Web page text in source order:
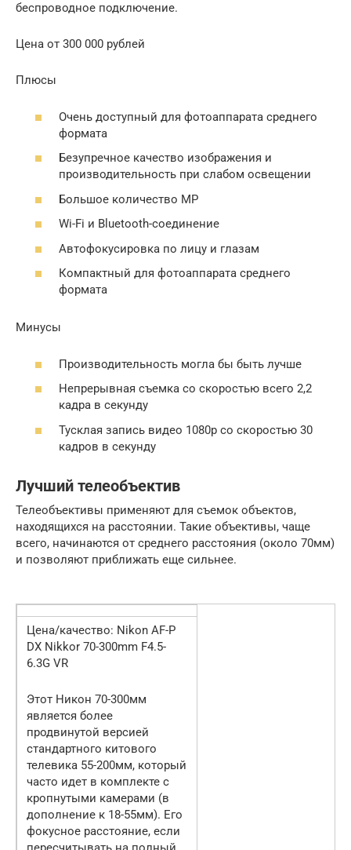
беспроводное подключение.
Цена от 300 000 рублей
Плюсы
Очень доступный для фотоаппарата среднего
формата
Безупречное качество изображения и
производительность при слабом освещении
Большое количество MP
Wi-Fi и Bluetooth-соединение
Автофокусировка по лицу и глазам
Компактный для фотоаппарата среднего
формата
Минусы
Производительность могла бы быть лучше
Непрерывная съемка со скоростью всего 2,2
кадра в секунду
Тусклая запись видео 1080p со скоростью 30
кадров в секунду
Лучший телеобъектив
Телеобъективы применяют для съемок объектов,
находящихся на расстоянии. Такие объективы, чаще
всего, начинаются от среднего расстояния (около 70мм)
и позволяют приближать еще сильнее.
Цена/качество: Nikon AF-P
DX Nikkor 70-300mm F4.5-
6.3G VR
Этот Никон 70-300мм
является более
продвинутой версией
стандартного китового
телевика 55-200мм, который
часто идет в комплекте с
кропнутыми камерами (в
дополнение к 18-55мм). Его
фокусное расстояние, если